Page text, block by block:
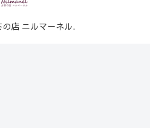
店 ニルマーネル.